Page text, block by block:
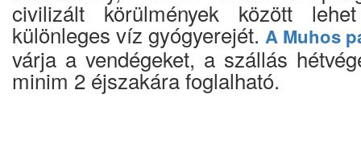
civilizált körülmények között
különleges víz gyógyerejét. A Muhos
várja a vendégeket, a szállás
minim 2 éjszakára foglalható.